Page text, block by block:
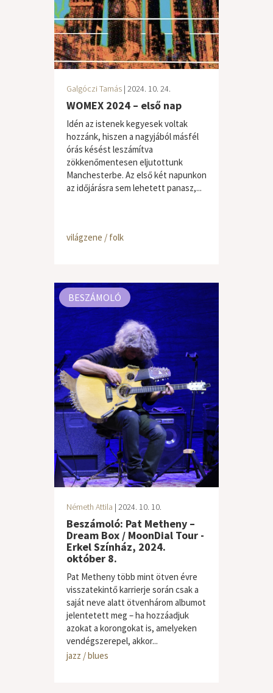
Galgóczi Tamás | 2024. 10. 24.
WOMEX 2024 – első nap
Idén az istenek kegyesek voltak
hozzánk, hiszen a nagyjából másfél
órás késést leszámítva
zökkenőmentesen eljutottunk
Manchesterbe. Az első két napunkon
az időjárásra sem lehetett panasz,...
világzene / folk
BESZÁMOLÓ
Németh Attila | 2024. 10. 10.
Beszámoló: Pat Metheny –
Dream Box / MoonDial Tour -
Erkel Színház, 2024.
október 8.
Pat Metheny több mint ötven évre
visszatekintő karrierje során csak a
saját neve alatt ötvenhárom albumot
jelentetett meg – ha hozzáadjuk
azokat a korongokat is, amelyeken
vendégszerepel, akkor...
jazz / blues